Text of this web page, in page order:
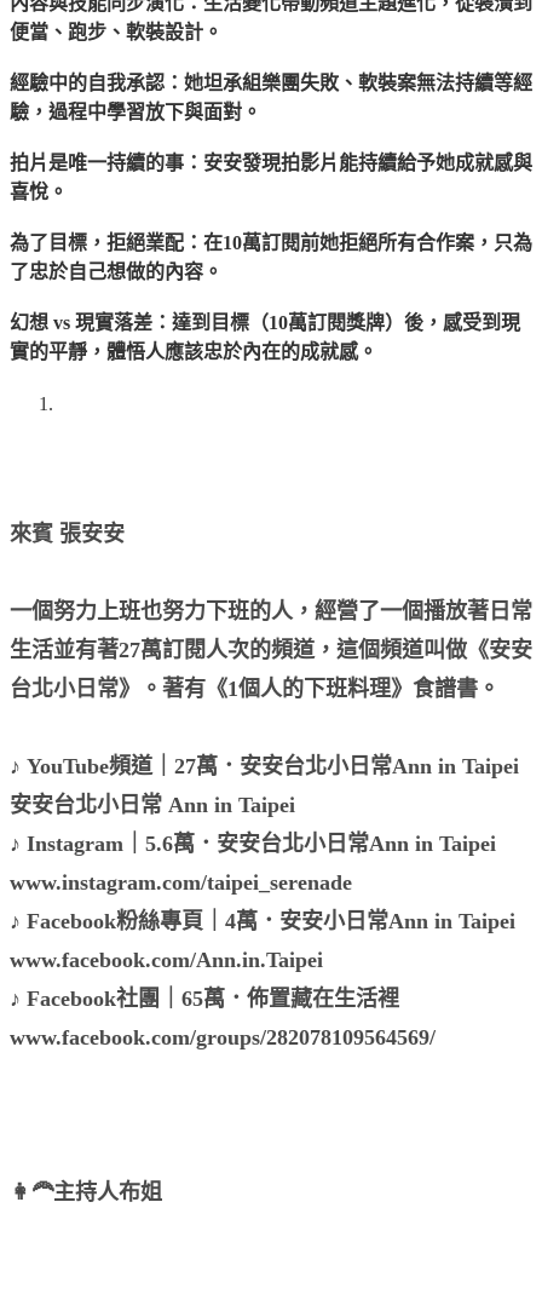
便當、跑步、軟裝設計。
經驗中的自我承認：她坦承組樂團失敗、軟裝案無法持續等經
驗，過程中學習放下與面對。
拍片是唯一持續的事：安安發現拍影片能持續給予她成就感與
喜悅。
為了目標，拒絕業配：在10萬訂閱前她拒絕所有合作案，只為
了忠於自己想做的內容。
幻想 vs 現實落差：達到目標（10萬訂閱獎牌）後，感受到現
實的平靜，體悟人應該忠於內在的成就感。
來賓 張安安
一個努力上班也努力下班的人，經營了一個播放著日常
生活並有著27萬訂閱人次的頻道，這個頻道叫做《安安
台北小日常》。著有《1個人的下班料理》食譜書。
♪ YouTube頻道｜27萬．安安台北小日常Ann in Taipei
安安台北小日常 Ann in Taipei
♪ Instagram｜5.6萬．安安台北小日常Ann in Taipei
www.instagram.com/taipei_serenade
♪ Facebook粉絲專頁｜4萬．安安小日常Ann in Taipei
www.facebook.com/Ann.in.Taipei
♪ Facebook社團｜65萬．佈置藏在生活裡
www.facebook.com/groups/282078109564569/
👩‍🦰主持人布姐